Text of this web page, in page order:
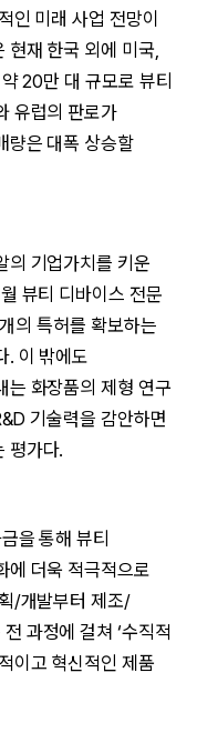
인 미래 사업 전망이
현재 한국 외에 미국,
20만 대 규모로 뷰티
유럽의 판로가
량은 대폭 상승할
의 기업가치를 키운
뷰티 디바이스 전문
의 특허를 확보하는
. 이 밖에도
는 화장품의 제형 연구
기술력을 감안하면
평가다.
을 통해 뷰티
에 더욱 적극적으로
/개발부터 제조/
과정에 걸쳐 ‘수직적
이고 혁신적인 제품